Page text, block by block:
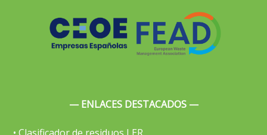
— ENLACES DESTACADOS —